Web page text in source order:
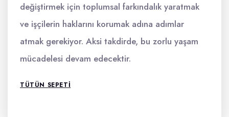
değiştirmek için toplumsal farkındalık yaratmak
ve işçilerin haklarını korumak adına adımlar
atmak gerekiyor. Aksi takdirde, bu zorlu yaşam
mücadelesi devam edecektir.
TÜTÜN SEPETI